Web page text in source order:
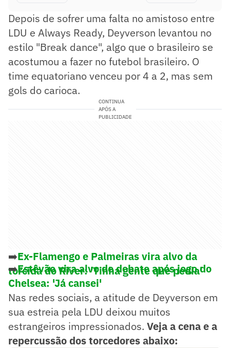
Depois de sofrer uma falta no amistoso entre
LDU e Always Ready, Deyverson levantou no
estilo "Break dance", algo que o brasileiro se
acostumou a fazer no futebol brasileiro. O
time equatoriano venceu por 4 a 2, mas sem
gols do carioca.
CONTINUA
APÓS A
PUBLICIDADE
➡️Ex-Flamengo e Palmeiras vira alvo da
torcida do River: 'Tinha gente que pedia'
➡️Estêvão vira alvo de debate após jogo do
Chelsea: 'Já cansei'
Nas redes sociais, a atitude de Deyverson em
sua estreia pela LDU deixou muitos
estrangeiros impressionados. Veja a cena e a
repercussão dos torcedores abaixo: